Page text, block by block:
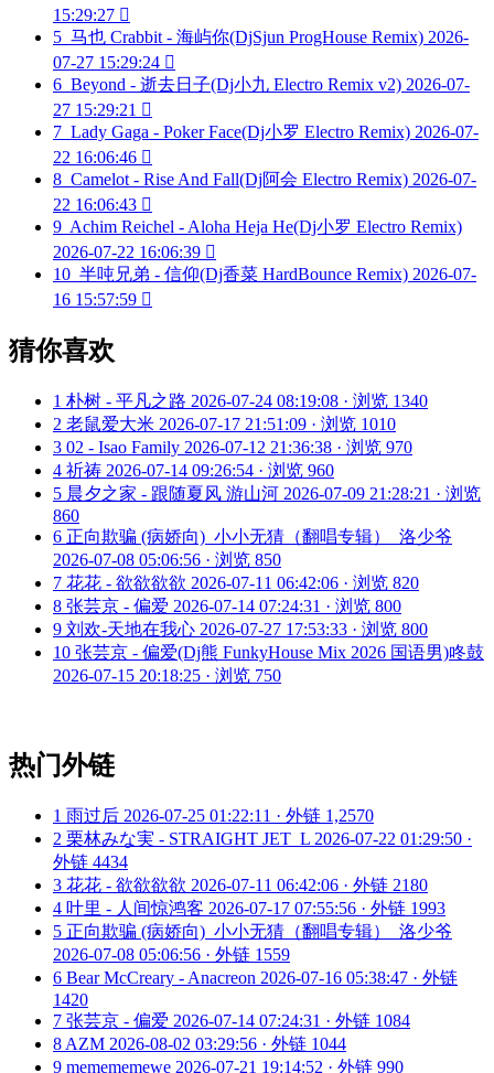
15:29:27 
5 马也 Crabbit - 海屿你(DjSjun ProgHouse Remix) 2026-
07-27 15:29:24 
6 Beyond - 逝去日子(Dj小九 Electro Remix v2) 2026-07-
27 15:29:21 
7 Lady Gaga - Poker Face(Dj小罗 Electro Remix) 2026-07-
22 16:06:46 
8 Camelot - Rise And Fall(Dj阿会 Electro Remix) 2026-07-
22 16:06:43 
9 Achim Reichel - Aloha Heja He(Dj小罗 Electro Remix)
2026-07-22 16:06:39 
10 半吨兄弟 - 信仰(Dj香菜 HardBounce Remix) 2026-07-
16 15:57:59 
猜你喜欢
1 朴树 - 平凡之路 2026-07-24 08:19:08 · 浏览 1340
2 老鼠爱大米 2026-07-17 21:51:09 · 浏览 1010
3 02 - Isao Family 2026-07-12 21:36:38 · 浏览 970
4 祈祷 2026-07-14 09:26:54 · 浏览 960
5 晨夕之家 - 跟随夏风 游山河 2026-07-09 21:28:21 · 浏览
860
6 正向欺骗 (病娇向)_小小无猜（翻唱专辑）_洛少爷
2026-07-08 05:06:56 · 浏览 850
7 花花 - 欲欲欲欲 2026-07-11 06:42:06 · 浏览 820
8 张芸京 - 偏爱 2026-07-14 07:24:31 · 浏览 800
9 刘欢-天地在我心 2026-07-27 17:53:33 · 浏览 800
10 张芸京 - 偏爱(Dj熊 FunkyHouse Mix 2026 国语男)咚鼓
2026-07-15 20:18:25 · 浏览 750
热门外链
1 雨过后 2026-07-25 01:22:11 · 外链 1,2570
2 栗林みな実 - STRAIGHT JET_L 2026-07-22 01:29:50 ·
外链 4434
3 花花 - 欲欲欲欲 2026-07-11 06:42:06 · 外链 2180
4 叶里 - 人间惊鸿客 2026-07-17 07:55:56 · 外链 1993
5 正向欺骗 (病娇向)_小小无猜（翻唱专辑）_洛少爷
2026-07-08 05:06:56 · 外链 1559
6 Bear McCreary - Anacreon 2026-07-16 05:38:47 · 外链
1420
7 张芸京 - 偏爱 2026-07-14 07:24:31 · 外链 1084
8 AZM 2026-08-02 03:29:56 · 外链 1044
9 memememewe 2026-07-21 19:14:52 · 外链 990